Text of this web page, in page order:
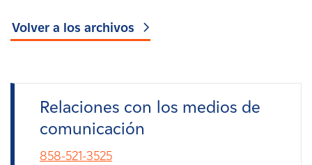
Volver a los archivos
Relaciones con los medios de
comunicación
858-521-3525